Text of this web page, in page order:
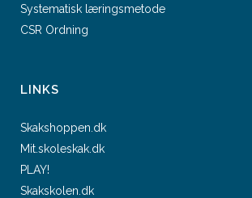
Systematisk læringsmetode
CSR Ordning
LINKS
Skakshoppen.dk
Mit.skoleskak.dk
PLAY!
Skakskolen.dk